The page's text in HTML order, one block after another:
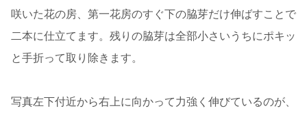
咲いた花の房、第一花房のすぐ下の脇芽だけ伸ばすことで
二本に仕立てます。残りの脇芽は全部小さいうちにポキッ
と手折って取り除きます。
写真左下付近から右上に向かって力強く伸びているのが、